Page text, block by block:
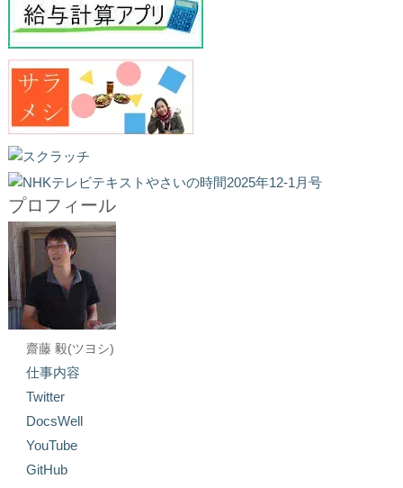
プロフィール
齋藤 毅(ツヨシ)
仕事内容
Twitter
DocsWell
YouTube
GitHub